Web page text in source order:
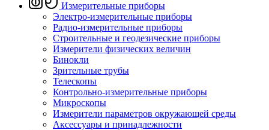
Измерительные приборы
Электро-измерительные приборы
Радио-измерительные приборы
Строительные и геодезические приборы
Измерители физических величин
Бинокли
Зрительные трубы
Телескопы
Контрольно-измерительные приборы
Микроскопы
Измерители параметров окружающей среды
Аксессуары и принадлежности